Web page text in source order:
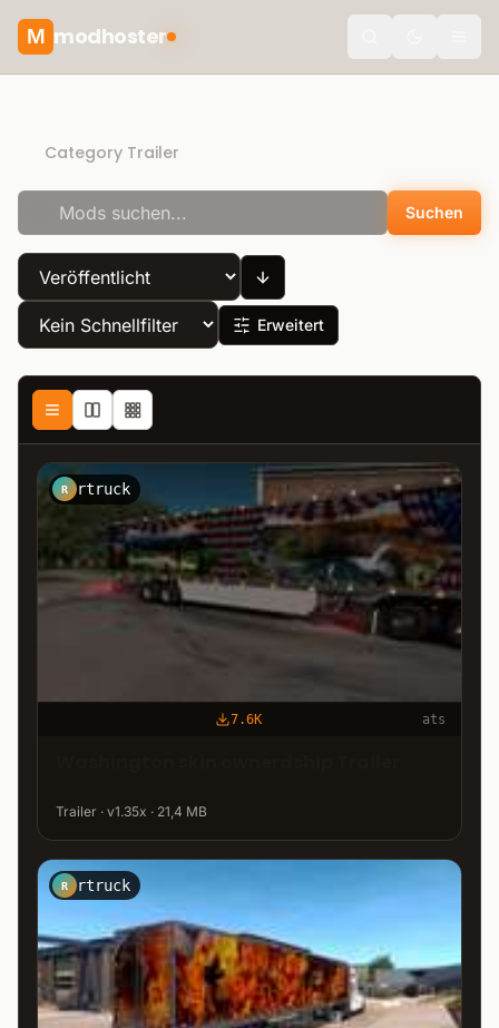
M modhoster
Category Trailer
Suchen
Erweitert
R rtruck
7.6K ats
Trailer · v1.35x · 21,4 MB
R rtruck